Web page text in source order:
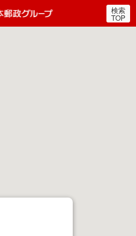
郵便局・日本郵政グルー
検索
TOP